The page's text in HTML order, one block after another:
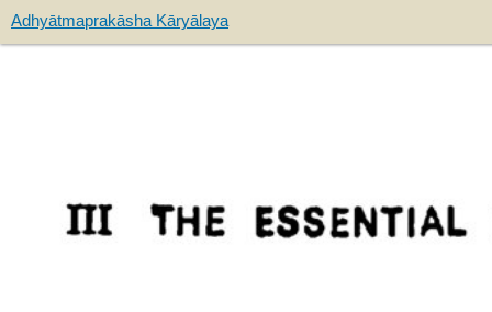
Adhyātmaprakāsha Kāryālaya